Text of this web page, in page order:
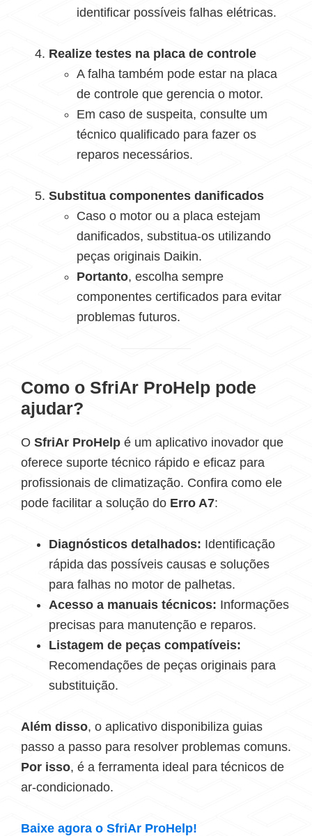
identificar possíveis falhas elétricas.
Realize testes na placa de controle
A falha também pode estar na placa
de controle que gerencia o motor.
Em caso de suspeita, consulte um
técnico qualificado para fazer os
reparos necessários.
Substitua componentes danificados
Caso o motor ou a placa estejam
danificados, substitua-os utilizando
peças originais Daikin.
Portanto, escolha sempre
componentes certificados para evitar
problemas futuros.
Como o SfriAr ProHelp pode
ajudar?
O SfriAr ProHelp é um aplicativo inovador que
oferece suporte técnico rápido e eficaz para
profissionais de climatização. Confira como ele
pode facilitar a solução do Erro A7:
Diagnósticos detalhados: Identificação
rápida das possíveis causas e soluções
para falhas no motor de palhetas.
Acesso a manuais técnicos: Informações
precisas para manutenção e reparos.
Listagem de peças compatíveis:
Recomendações de peças originais para
substituição.
Além disso, o aplicativo disponibiliza guias
passo a passo para resolver problemas comuns.
Por isso, é a ferramenta ideal para técnicos de
ar-condicionado.
Baixe agora o SfriAr ProHelp!